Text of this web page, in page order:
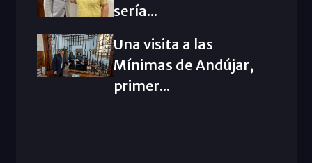
sería...
Una visita a las
Mínimas de Andújar,
primer...